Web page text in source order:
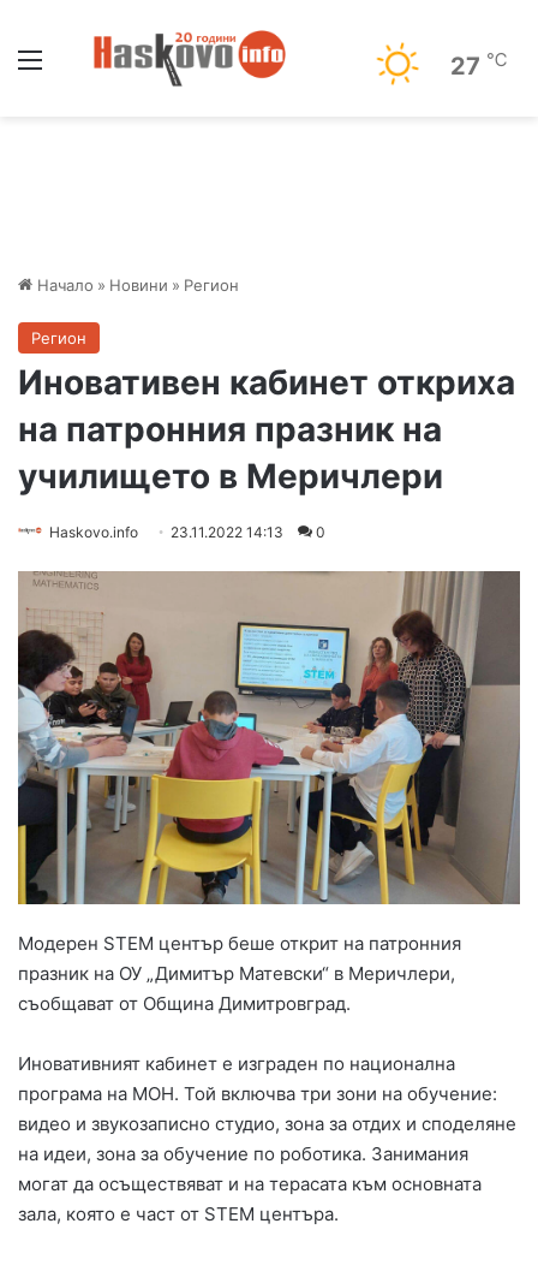
27 ℃
Начало » Новини » Регион
Регион
Иновативен кабинет откриха
на патронния празник на
училището в Меричлери
Haskovo.info 23.11.2022 14:13 0
Модерен STEM център беше открит на патронния
празник на ОУ „Димитър Матевски“ в Меричлери,
съобщават от Община Димитровград.
Иновативният кабинет е изграден по национална
програма на МОН. Той включва три зони на обучение:
видео и звукозаписно студио, зона за отдих и споделяне
на идеи, зона за обучение по роботика. Занимания
могат да осъществяват и на терасата към основната
зала, която е част от STEM центъра.